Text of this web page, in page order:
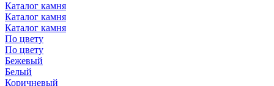
Каталог камня
Каталог камня
Каталог камня
По цвету
По цвету
Бежевый
Белый
Коричневый